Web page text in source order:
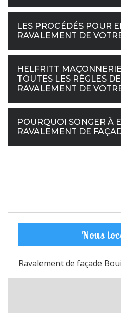
LES PROCÉDÉS POUR
RAVALEMENT DE
HELFRITT
TOUTES LES RÈGLES
RAVALEMENT DE
POURQUOI SONGER À
RAVALEMENT DE
Nous
Ravalement de façade